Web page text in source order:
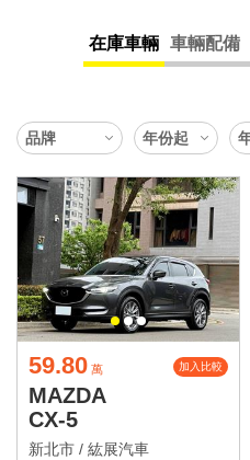
在庫車輛 車輛配備
59.80 萬 加入比較
MAZDA
CX-5
新北市 / 紘展汽車